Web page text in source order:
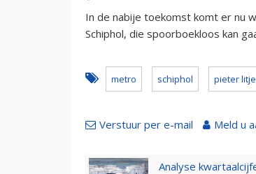
In de nabije toekomst komt er nu
Schiphol, die spoorboekloos kan
metro schiphol pieter
Verstuur per e-mail Meld u
Analyse